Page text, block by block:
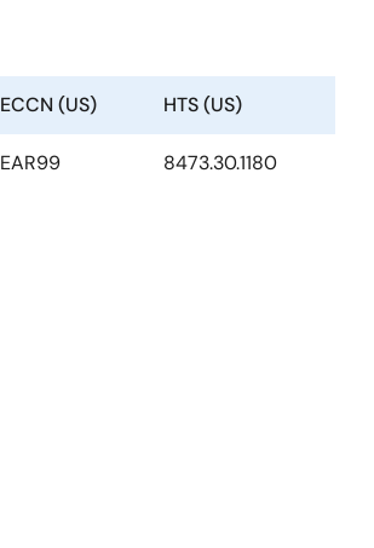
ECCN (US) HTS (US)
EAR99 8473.30.1180